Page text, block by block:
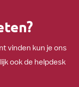
vinden kun je ons
ook de helpdesk